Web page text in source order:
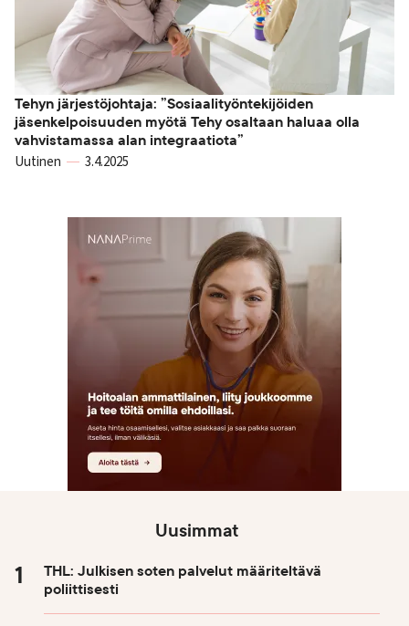
Tehyn järjestöjohtaja: ”Sosiaalityöntekijöiden
jäsenkelpoisuuden myötä Tehy osaltaan haluaa olla
vahvistamassa alan integraatiota”
Uutinen 3.4.2025
Uusimmat
THL: Julkisen soten palvelut määriteltävä
poliittisesti